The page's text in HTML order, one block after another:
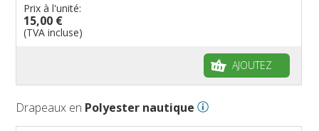
Prix à l'unité:
15,00 €
(TVA incluse)
AJOUTEZ
Drapeaux en Polyester nautique